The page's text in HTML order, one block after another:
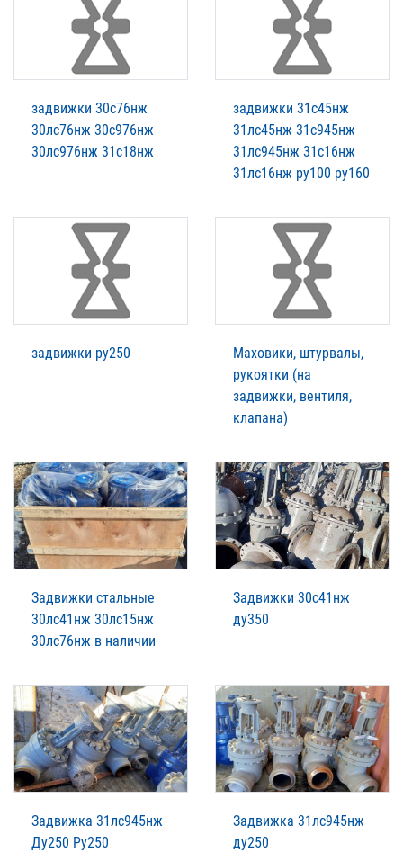
задвижки 30с76нж
30лс76нж 30с976нж
30лс976нж 31с18нж
задвижки 31с45нж
31лс45нж 31с945нж
31лс945нж 31с16нж
31лс16нж ру100 ру160
задвижки ру250
Маховики, штурвалы,
рукоятки (на
задвижки, вентиля,
клапана)
Задвижки стальные
30лс41нж 30лс15нж
30лс76нж в наличии
Задвижки 30с41нж
ду350
Задвижка 31лс945нж
Ду250 Ру250
Задвижка 31лс945нж
ду250